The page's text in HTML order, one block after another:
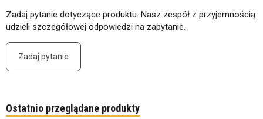
Zadaj pytanie dotyczące produktu. Nasz zespół z przyjemnością
udzieli szczegółowej odpowiedzi na zapytanie.
Zadaj pytanie
Ostatnio przeglądane produkty